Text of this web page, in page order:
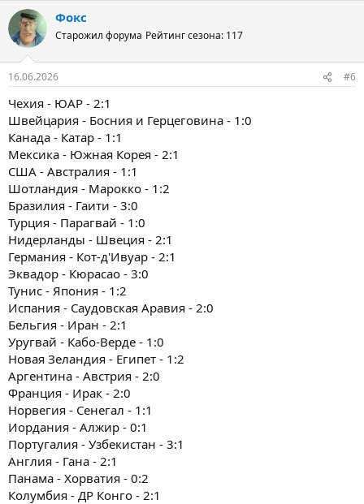
Фокс
Старожил форума Рейтинг сезона: 117
16.06.2026 #6
Чехия - ЮАР - 2:1
Швейцария - Босния и Герцеговина - 1:0
Канада - Катар - 1:1
Мексика - Южная Корея - 2:1
США - Австралия - 1:1
Шотландия - Марокко - 1:2
Бразилия - Гаити - 3:0
Турция - Парагвай - 1:0
Нидерланды - Швеция - 2:1
Германия - Кот-д'Ивуар - 2:1
Эквадор - Кюрасао - 3:0
Тунис - Япония - 1:2
Испания - Саудовская Аравия - 2:0
Бельгия - Иран - 2:1
Уругвай - Кабо-Верде - 1:0
Новая Зеландия - Египет - 1:2
Аргентина - Австрия - 2:0
Франция - Ирак - 2:0
Норвегия - Сенегал - 1:1
Иордания - Алжир - 0:1
Португалия - Узбекистан - 3:1
Англия - Гана - 2:1
Панама - Хорватия - 0:2
Колумбия - ДР Конго - 2:1